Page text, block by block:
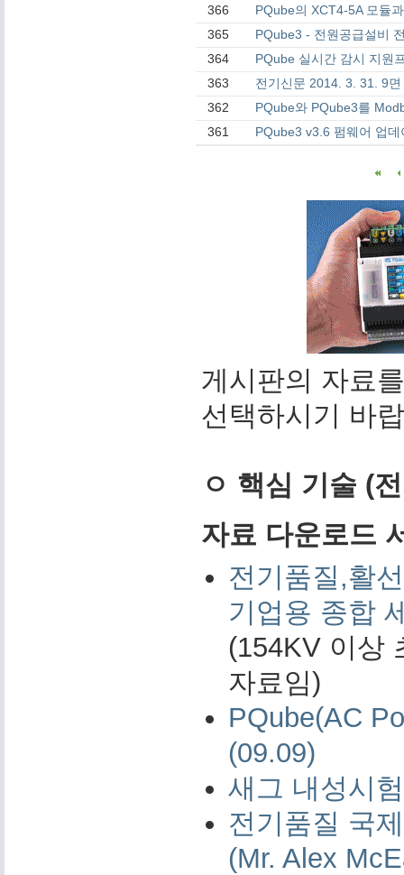
366
PQube의 XCT4-5A 모듈
365
PQube3 - 전원공급설비
364
PQube 실시간 감시 지원
363
전기신문 2014. 3. 31. 9
362
PQube와 PQube3를
361
PQube3 v3.6 펌웨어 업
게시판의 자료
선택하시기 바
ㅇ 핵심 기술 (
자료 다운로드
전기품질,활
기업용 종합
(154KV 이상
자료임)
PQube(AC
(09.09)
새그 내성시
전기품질 국
(Mr. Alex